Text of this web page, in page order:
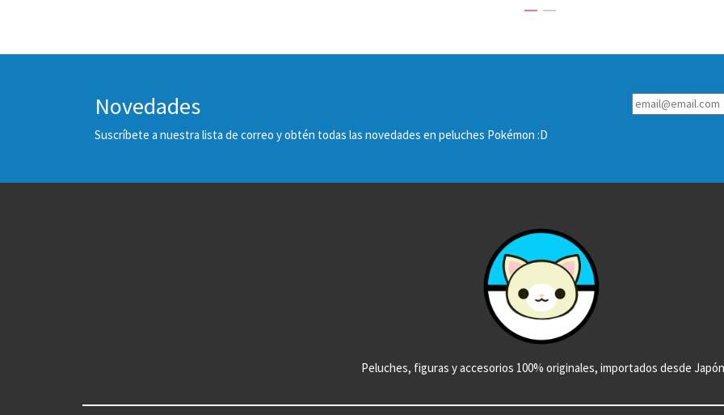
Novedades
Suscríbete a nuestra lista de correo y obtén todas las novedades en peluches Pokémon :D
Peluches, figuras y accesorios 100% originales, importados desde Japón